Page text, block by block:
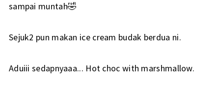
sampai muntah🤣
Sejuk2 pun makan ice cream budak berdua ni.
Aduiii sedapnyaaa... Hot choc with marshmallow.